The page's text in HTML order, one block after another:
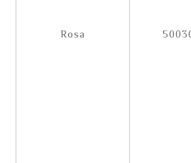
Rosa